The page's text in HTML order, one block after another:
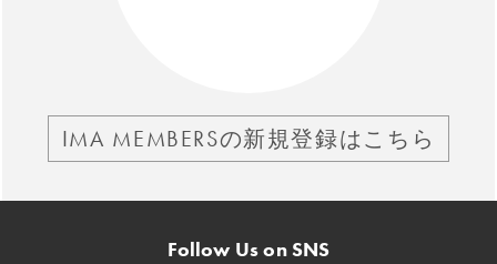
IMA MEMBERSの新規登録はこちら
Follow Us on SNS